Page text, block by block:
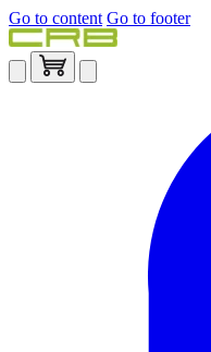
Go to content Go to footer